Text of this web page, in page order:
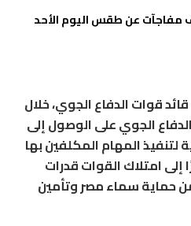
مفاجآت عن طقس اليوم الأحد
قوات الدفاع الجوي، خلال
الجوي على الوصول إلى
لتنفيذ المهام المكلفين بها
امتلاك القوات قدرات
حماية سماء مصر وتأمين